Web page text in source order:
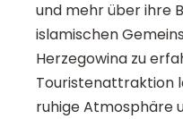
und mehr über ihre
islamischen
Herzegowina zu
Touristenattraktion
ruhige Atmosphäre